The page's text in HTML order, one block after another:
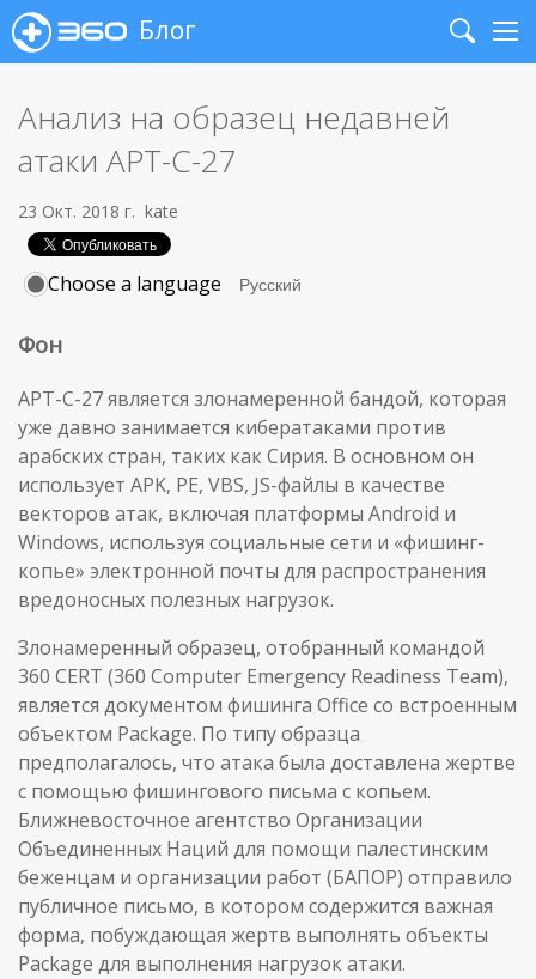
Блог
Search
Анализ на образец недавней
атаки APT-C-27
23 Окт. 2018 г. kate
Choose a language
Фон
APT-C-27 является злонамеренной бандой, которая
уже давно занимается кибератаками против
арабских стран, таких как Сирия. В основном он
использует APK, PE, VBS, JS-файлы в качестве
векторов атак, включая платформы Android и
Windows, используя социальные сети и «фишинг-
копье» электронной почты для распространения
вредоносных полезных нагрузок.
Злонамеренный образец, отобранный командой
360 CERT (360 Computer Emergency Readiness Team),
является документом фишинга Office со встроенным
объектом Package. По типу образца
предполагалось, что атака была доставлена жертве
с помощью фишингового письма с копьем.
Ближневосточное агентство Организации
Объединенных Наций для помощи палестинским
беженцам и организации работ (БАПОР) отправило
публичное письмо, в котором содержится важная
форма, побуждающая жертв выполнять объекты
Package для выполнения нагрузок атаки.